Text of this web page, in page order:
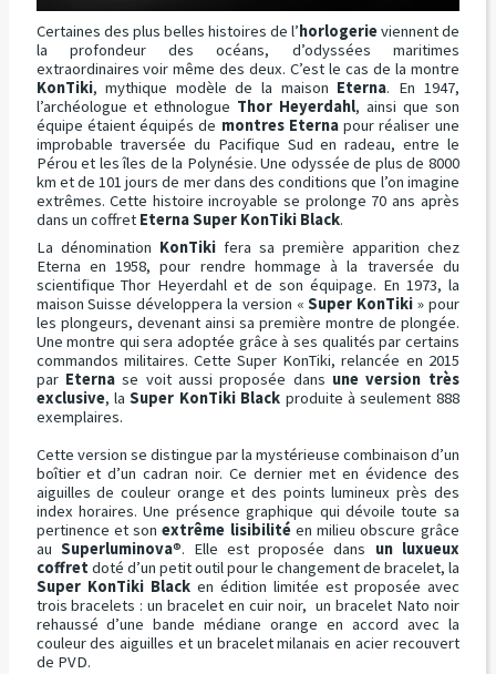
Certaines des plus belles histoires de l’horlogerieviennent de
la profondeur des océans, d’odyssées maritimes
extraordinaires voir même des deux. C’est le cas de la montre
KonTiki, mythique modèle de la maison Eterna. En 1947,
l’archéologue et ethnologue Thor Heyerdahl, ainsi que son
équipe étaient équipés de montres Eternapour réaliser une
improbable traversée du Pacifique Sud en radeau, entre le
Pérou et les îles de la Polynésie. Une odyssée de plus de 8000
km et de 101 jours de mer dans des conditions que l’on imagine
extrêmes. Cette histoire incroyable se prolonge 70 ans après
dans un coffret Eterna Super KonTiki Black.
La dénomination KonTikifera sa première apparition chez
Eterna en 1958, pour rendre hommage à la traversée du
scientifique Thor Heyerdahl et de son équipage. En 1973, la
maison Suisse développera la version «Super KonTiki » pour
les plongeurs, devenant ainsi sa première montre de plongée.
Une montre qui sera adoptée grâce à ses qualités par certains
commandos militaires. Cette Super KonTiki, relancée en 2015
par Eternase voit aussi proposée dans une version très
exclusive, laSuper KonTiki Black produite à seulement 888
exemplaires.
Cette version se distingue par la mystérieuse combinaison d’un
boîtier et d’un cadran noir. Ce dernier met en évidence des
aiguilles de couleur orange et des points lumineux près des
index horaires. Une présence graphique qui dévoile toute sa
pertinence et sonextrême lisibilitéen milieu obscure grâce
au Superluminova®. Elle est proposée dans un luxueux
coffretdoté d’un petit outil pour le changement de bracelet, la
Super KonTiki Blacken édition limitée est proposée avec
trois bracelets : un bracelet en cuir noir, un bracelet Nato noir
rehaussé d’une bande médiane orange en accord avec la
couleur des aiguilles et un bracelet milanais en acier recouvert
de PVD.